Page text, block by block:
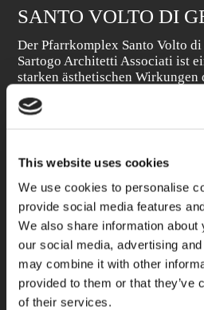
This website uses cookies
We use cookies to personalise
provide social media features
We also share information
our social media, advertising
may combine it with other
provided to them or that they’ve
of their services.
SANTO VOLTO DI
Der Pfarrkomplex Santo Volto
Sartogo Architetti Associati ist
starken ästhetischen Wirkungen
Architektur vereint. Es schafft
intime Atmosphäre durch
großen Wänden aus
Farben und Wänden, die
kundenspezifischen
wurden mit dem Ziel
einzigartigen Eigenschaften zu
neuer Glasbaustein benutzt: ein
verschiedenen Seiten, eine
“eisige” (Ice), um natürliches
bringen und von außen die
gewährleisten.